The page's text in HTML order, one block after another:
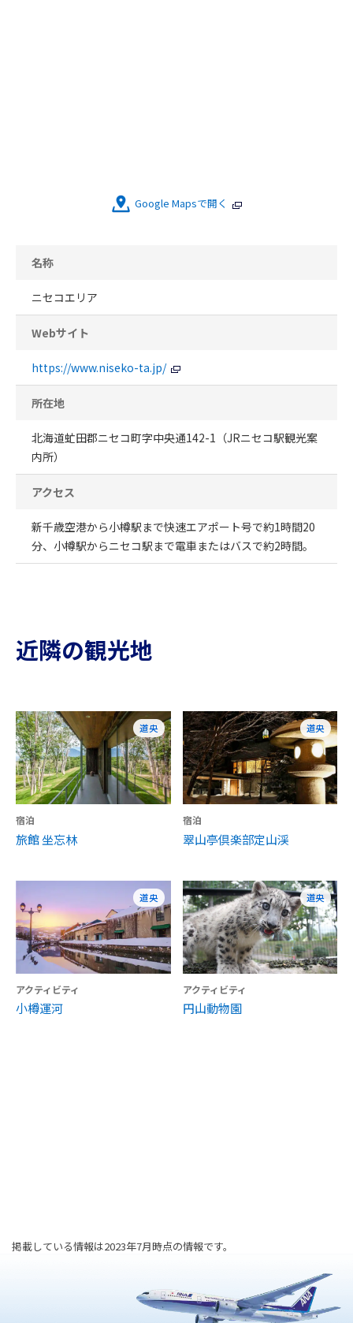
Google Mapsで開く
名称
ニセコエリア
Webサイト
https://www.niseko-ta.jp/
所在地
北海道虻田郡ニセコ町字中央通142-1（JRニセコ駅観光案
内所）
アクセス
新千歳空港から小樽駅まで快速エアポート号で約1時間20
分、小樽駅からニセコ駅まで電車またはバスで約2時間。
近隣の観光地
道央
宿泊
旅館 坐忘林
道央
宿泊
翠山亭倶楽部定山渓
道央
アクティビティ
小樽運河
道央
アクティビティ
円山動物園
掲載している情報は2023年7月時点の情報です。